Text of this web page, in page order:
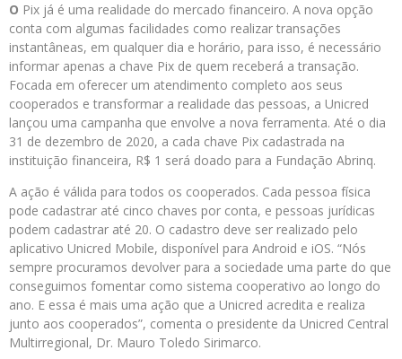
O Pix já é uma realidade do mercado financeiro. A nova opção
conta com algumas facilidades como realizar transações
instantâneas, em qualquer dia e horário, para isso, é necessário
informar apenas a chave Pix de quem receberá a transação.
Focada em oferecer um atendimento completo aos seus
cooperados e transformar a realidade das pessoas, a Unicred
lançou uma campanha que envolve a nova ferramenta. Até o dia
31 de dezembro de 2020, a cada chave Pix cadastrada na
instituição financeira, R$ 1 será doado para a Fundação Abrinq.
A ação é válida para todos os cooperados. Cada pessoa física
pode cadastrar até cinco chaves por conta, e pessoas jurídicas
podem cadastrar até 20. O cadastro deve ser realizado pelo
aplicativo Unicred Mobile, disponível para Android e iOS. “Nós
sempre procuramos devolver para a sociedade uma parte do que
conseguimos fomentar como sistema cooperativo ao longo do
ano. E essa é mais uma ação que a Unicred acredita e realiza
junto aos cooperados”, comenta o presidente da Unicred Central
Multirregional, Dr. Mauro Toledo Sirimarco.